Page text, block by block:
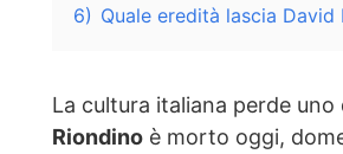
6) Quale eredità lascia
La cultura italiana perde
Riondino è morto oggi,